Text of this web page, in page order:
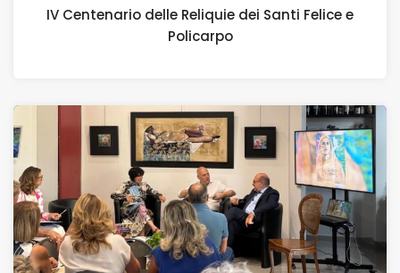
IV Centenario delle Reliquie dei Santi Felice e
Policarpo